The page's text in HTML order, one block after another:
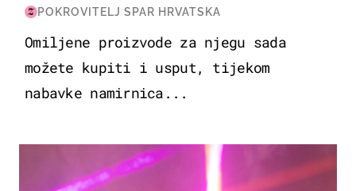
POKROVITELJ SPAR HRVATSKA
Omiljene proizvode za njegu sada
možete kupiti i usput, tijekom
nabavke namirnica...
KULTURA & ZABAVA